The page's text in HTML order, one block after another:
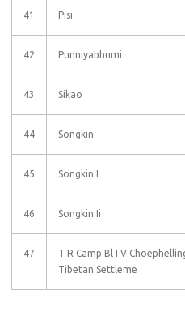
41 Pisi
42 Punniyabhumi
43 Sikao
44 Songkin
45 Songkin I
46 Songkin Ii
47
T R Camp Bl I V
Tibetan Settleme